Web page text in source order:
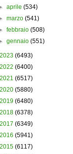
aprile (534)
marzo (541)
febbraio (508)
gennaio (551)
2023 (6493)
2022 (6400)
2021 (6517)
2020 (5880)
2019 (6480)
2018 (6378)
2017 (6349)
2016 (5941)
2015 (6117)